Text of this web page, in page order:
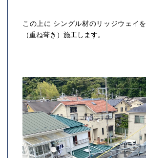
この上に シングル材のリッジウェイを
（重ね葺き） 施工します。